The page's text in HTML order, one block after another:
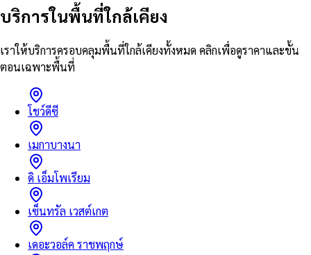
บริการในพื้นที่ใกล้เคียง
เราให้บริการครอบคลุมพื้นที่ใกล้เคียงทั้งหมด คลิกเพื่อดูราคาและขั้น
ตอนเฉพาะพื้นที่
โชว์ดีซี
เมกาบางนา
ดิ เอ็มโพเรียม
เซ็นทรัล เวสต์เกต
เดอะวอล์ค ราชพฤกษ์